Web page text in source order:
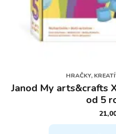
HRAČKY,
Janod My arts&crafts
od 5